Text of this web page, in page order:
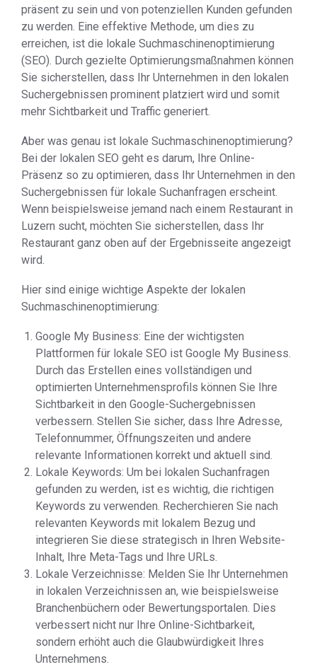
präsent zu sein und von potenziellen Kunden gefunden
zu werden. Eine effektive Methode, um dies zu
erreichen, ist die lokale Suchmaschinenoptimierung
(SEO). Durch gezielte Optimierungsmaßnahmen können
Sie sicherstellen, dass Ihr Unternehmen in den lokalen
Suchergebnissen prominent platziert wird und somit
mehr Sichtbarkeit und Traffic generiert.
Aber was genau ist lokale Suchmaschinenoptimierung?
Bei der lokalen SEO geht es darum, Ihre Online-
Präsenz so zu optimieren, dass Ihr Unternehmen in den
Suchergebnissen für lokale Suchanfragen erscheint.
Wenn beispielsweise jemand nach einem Restaurant in
Luzern sucht, möchten Sie sicherstellen, dass Ihr
Restaurant ganz oben auf der Ergebnisseite angezeigt
wird.
Hier sind einige wichtige Aspekte der lokalen
Suchmaschinenoptimierung:
Google My Business: Eine der wichtigsten
Plattformen für lokale SEO ist Google My Business.
Durch das Erstellen eines vollständigen und
optimierten Unternehmensprofils können Sie Ihre
Sichtbarkeit in den Google-Suchergebnissen
verbessern. Stellen Sie sicher, dass Ihre Adresse,
Telefonnummer, Öffnungszeiten und andere
relevante Informationen korrekt und aktuell sind.
Lokale Keywords: Um bei lokalen Suchanfragen
gefunden zu werden, ist es wichtig, die richtigen
Keywords zu verwenden. Recherchieren Sie nach
relevanten Keywords mit lokalem Bezug und
integrieren Sie diese strategisch in Ihren Website-
Inhalt, Ihre Meta-Tags und Ihre URLs.
Lokale Verzeichnisse: Melden Sie Ihr Unternehmen
in lokalen Verzeichnissen an, wie beispielsweise
Branchenbüchern oder Bewertungsportalen. Dies
verbessert nicht nur Ihre Online-Sichtbarkeit,
sondern erhöht auch die Glaubwürdigkeit Ihres
Unternehmens.